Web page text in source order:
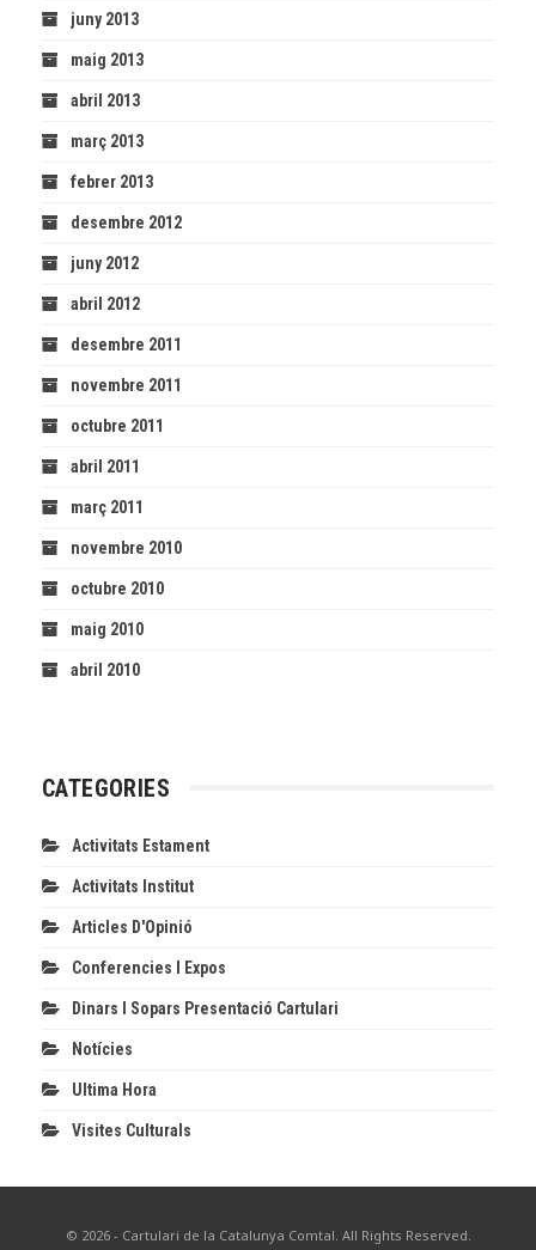
juny 2013
maig 2013
abril 2013
març 2013
febrer 2013
desembre 2012
juny 2012
abril 2012
desembre 2011
novembre 2011
octubre 2011
abril 2011
març 2011
novembre 2010
octubre 2010
maig 2010
abril 2010
CATEGORIES
Activitats Estament
Activitats Institut
Articles D'Opinió
Conferencies I Expos
Dinars I Sopars Presentació Cartulari
Notícies
Ultima Hora
Visites Culturals
© 2026 - Cartulari de la Catalunya Comtal. All Rights Reserved.